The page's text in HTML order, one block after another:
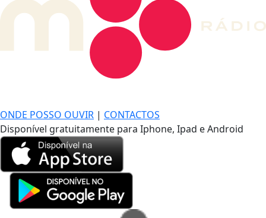
ONDE POSSO OUVIR | CONTACTOS
Disponível gratuitamente para Iphone, Ipad e Android